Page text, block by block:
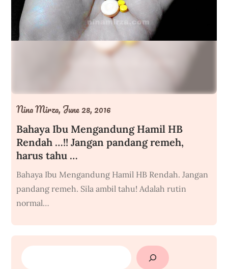
Bahaya Ibu Mengandung Hamil HB
Rendah …!! Jangan pandang remeh,
harus tahu …
Nina Mirza, June 28, 2016
Bahaya Ibu Mengandung Hamil HB Rendah. Jangan
pandang remeh. Sila ambil tahu! Adalah rutin
normal…
SEARCH